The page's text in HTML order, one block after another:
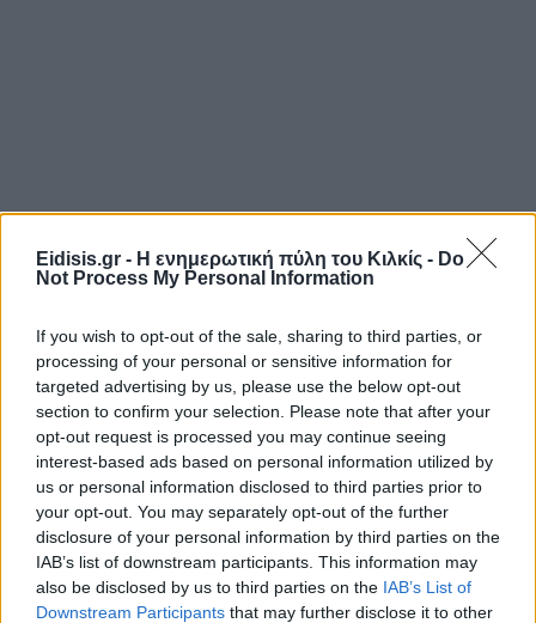
Eidisis.gr - Η ενημερωτική πύλη του Κιλκίς - Do
Not Process My Personal Information
If you wish to opt-out of the sale, sharing to third parties, or
processing of your personal or sensitive information for
targeted advertising by us, please use the below opt-out
section to confirm your selection. Please note that after your
opt-out request is processed you may continue seeing
interest-based ads based on personal information utilized by
us or personal information disclosed to third parties prior to
your opt-out. You may separately opt-out of the further
disclosure of your personal information by third parties on the
IAB’s list of downstream participants. This information may
also be disclosed by us to third parties on the IAB’s List of
Downstream Participants that may further disclose it to other